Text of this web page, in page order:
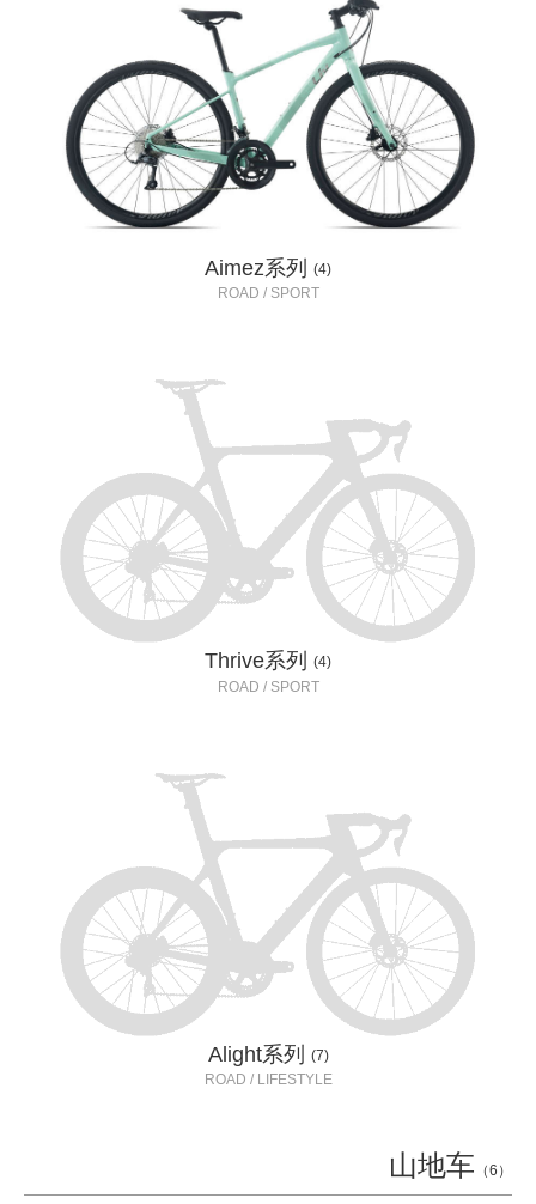
Aimez系列
(4)
ROAD / SPORT
Thrive系列
(4)
ROAD / SPORT
Alight系列
(7)
ROAD / LIFESTYLE
山地车 （6）